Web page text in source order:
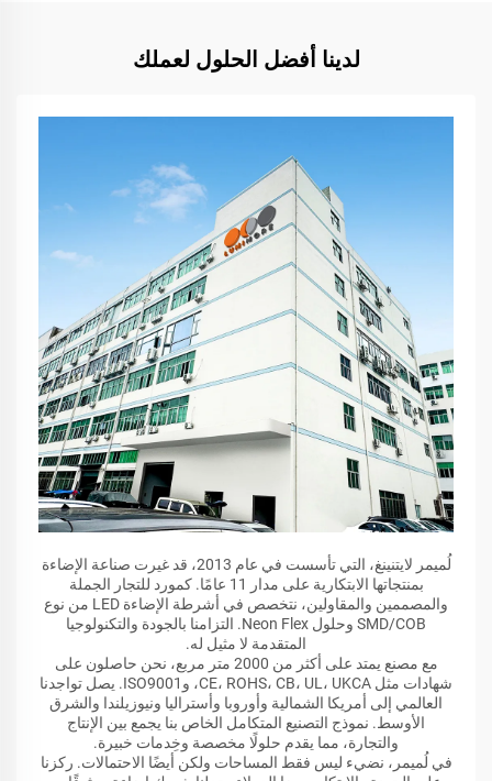
لدينا أفضل الحلول لعملك
لُميمر لايتنينغ، التي تأسست في عام 2013، قد غيرت صناعة الإضاءة
بمنتجاتها الابتكارية على مدار 11 عامًا. كمورد للتجار الجملة
والمصممين والمقاولين، نتخصص في أشرطة الإضاءة LED من نوع
SMD/COB وحلول Neon Flex. التزامنا بالجودة والتكنولوجيا
المتقدمة لا مثيل له.
مع مصنع يمتد على أكثر من 2000 متر مربع، نحن حاصلون على
شهادات مثل CE، ROHS، CB، UL، UKCA، وISO9001. يصل تواجدنا
العالمي إلى أمريكا الشمالية وأوروبا وأستراليا ونيوزيلندا والشرق
الأوسط. نموذج التصنيع المتكامل الخاص بنا يجمع بين الإنتاج
والتجارة، مما يقدم حلولًا مخصصة وخِدمات خبيرة.
في لُميمر، نضيء ليس فقط المساحات ولكن أيضًا الاحتمالات. ركزنا